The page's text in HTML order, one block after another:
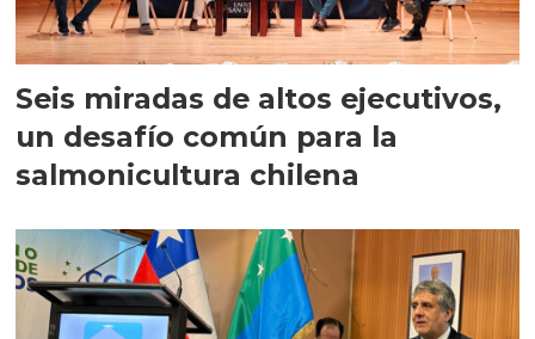
Seis miradas de altos ejecutivos,
un desafío común para la
salmonicultura chilena